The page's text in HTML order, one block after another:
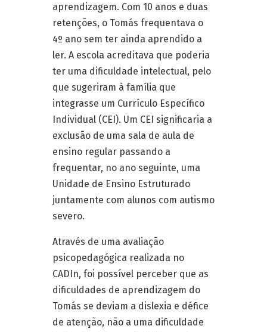
aprendizagem. Com 10 anos e duas
retenções, o Tomás frequentava o
4º ano sem ter ainda aprendido a
ler. A escola acreditava que poderia
ter uma dificuldade intelectual, pelo
que sugeriram à família que
integrasse um Currículo Específico
Individual (CEI). Um CEI significaria a
exclusão de uma sala de aula de
ensino regular passando a
frequentar, no ano seguinte, uma
Unidade de Ensino Estruturado
juntamente com alunos com autismo
severo.
Através de uma avaliação
psicopedagógica realizada no
CADIn, foi possível perceber que as
dificuldades de aprendizagem do
Tomás se deviam a dislexia e défice
de atenção, não a uma dificuldade